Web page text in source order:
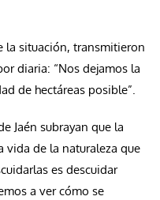
la situación, transmitieron
diaria: “Nos dejamos la
de hectáreas posible”.
Jaén subrayan que la
vida de la naturaleza que
es descuidar
a ver cómo se